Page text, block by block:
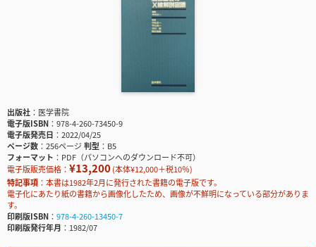
出版社
医学書院
電子版ISBN
978-4-260-73450-9
電子版発売日
2022/04/25
ページ数
256ページ判型
B5
フォーマット
PDF（パソコンへのダウンロード不可）
電子版販売価格： ¥13,200(本体¥12,000＋税10％)
特記事項
本書は1982年2月に発行された書籍の電子版です。
電子化にあたり紙の書籍から画像化したため、画像が不鮮明になっている部分がありま
す。
印刷版ISBN
978-4-260-13450-7
印刷版発行年月
1982/07